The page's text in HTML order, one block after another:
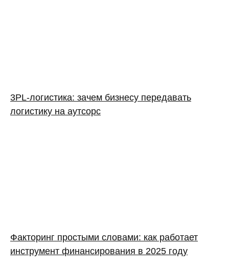
3PL‑логистика: зачем бизнесу передавать
логистику на аутсорс
Факторинг простыми словами: как работает
инструмент финансирования в 2025 году